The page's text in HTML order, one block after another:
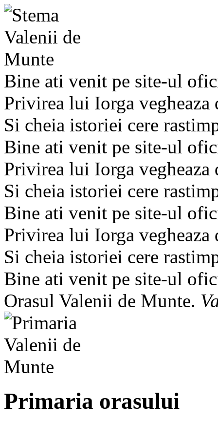
Bine ati venit pe site-ul
Privirea lui Iorga
Si cheia istoriei cere
Bine ati venit pe site-ul
Privirea lui Iorga
Si cheia istoriei cere
Bine ati venit pe site-ul
Privirea lui Iorga
Si cheia istoriei cere
Bine ati venit pe site-ul
Orasul Valenii de Munte.
Primaria orasului